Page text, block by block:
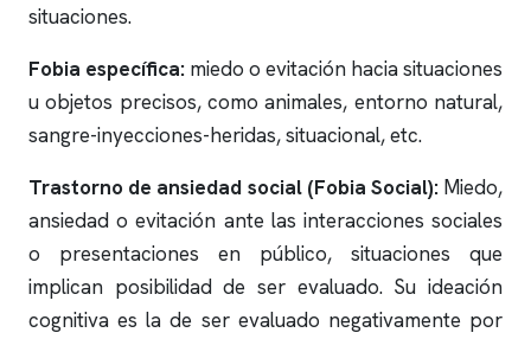
situaciones.
Fobia específica: miedo o evitación hacia situaciones
u objetos precisos, como animales, entorno natural,
sangre-inyecciones-heridas, situacional, etc.
Trastorno de ansiedad social (Fobia Social):Miedo,
ansiedad o evitación ante las interacciones sociales
o presentaciones en público, situaciones que
implican posibilidad de ser evaluado. Su ideación
cognitiva es la de ser evaluado negativamente por